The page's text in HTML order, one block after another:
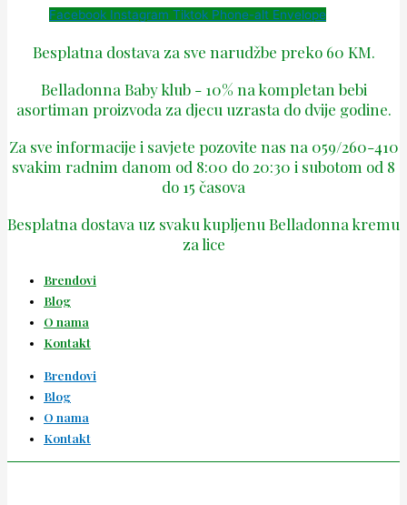
Facebook Instagram Tiktok Phone-alt Envelope
Besplatna dostava za sve narudžbe preko 60 KM.
Belladonna Baby klub - 10% na kompletan bebi
asortiman proizvoda za djecu uzrasta do dvije godine.
Za sve informacije i savjete pozovite nas na 059/260-410
svakim radnim danom od 8:00 do 20:30 i subotom od 8
do 15 časova
Besplatna dostava uz svaku kupljenu Belladonna kremu
za lice
Brendovi
Blog
O nama
Kontakt
Brendovi
Blog
O nama
Kontakt